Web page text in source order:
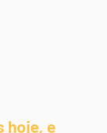
hoje, e